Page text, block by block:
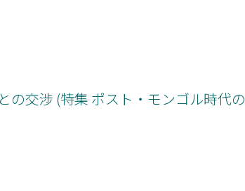
の交涉 (特集 ポスト・モンゴル時代の